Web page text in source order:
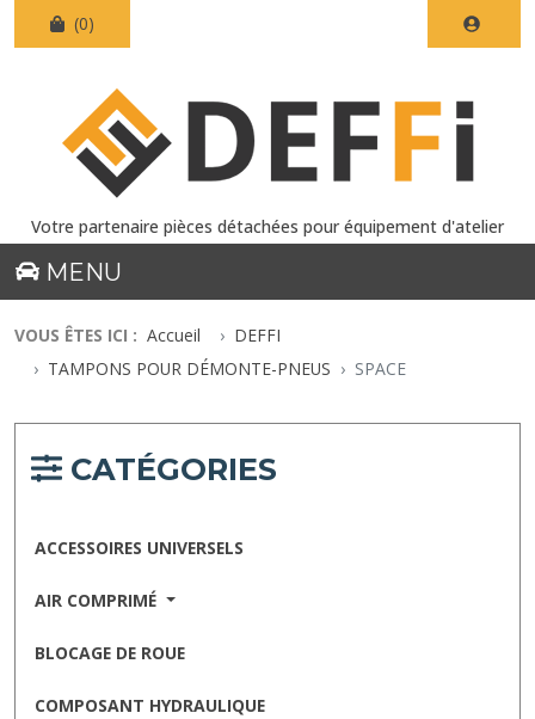
(0)
Votre partenaire pièces détachées pour équipement d'atelier
MENU
VOUS ÊTES ICI : Accueil
DEFFI
TAMPONS POUR DÉMONTE-PNEUS
SPACE
CATÉGORIES
ACCESSOIRES UNIVERSELS
AIR COMPRIMÉ
BLOCAGE DE ROUE
COMPOSANT HYDRAULIQUE